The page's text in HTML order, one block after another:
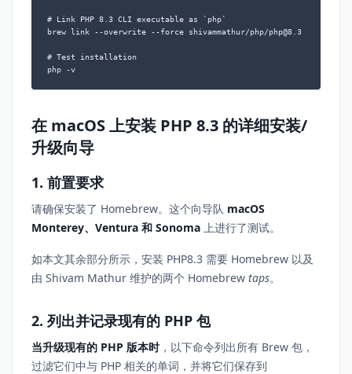
# Link PHP 8.3 CLI executable as `php`
brew link --overwrite --force shivammathur/php/php@8.3
# Test installation
php -v
在 macOS 上安装 PHP 8.3 的详细安装/
升级向导
1. 前置要求
请确保安装了 Homebrew。这个向导队 macOS
Monterey、Ventura 和 Sonoma 上进行了测试。
如本文其余部分所示，安装 PHP8.3 需要 Homebrew 以及
由 Shivam Mathur 维护的两个 Homebrew taps。
2. 列出并记录现有的 PHP 包
当升级现有的 PHP 版本时 ，以下命令列出所有 Brew 包，
过滤它们中与 PHP 相关的单词，并将它们保存到